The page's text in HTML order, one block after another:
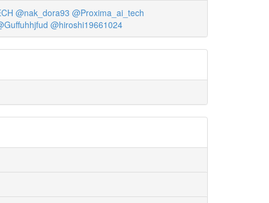
@nak_dora93 @Proxima_ai_tech
@hiroshi19661024